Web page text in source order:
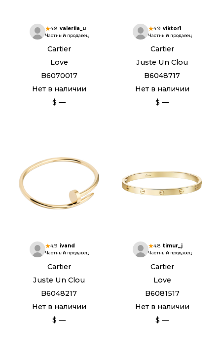
4.8 valeriia_u
Частный продавец
Cartier
Love
B6070017
Нет в наличии
$ —
4.9 viktor1
Частный продавец
Cartier
Juste Un Clou
B6048717
Нет в наличии
$ —
4.9 ivand
Частный продавец
Cartier
Juste Un Clou
B6048217
Нет в наличии
$ —
4.8 timur_j
Частный продавец
Cartier
Love
B6081517
Нет в наличии
$ —